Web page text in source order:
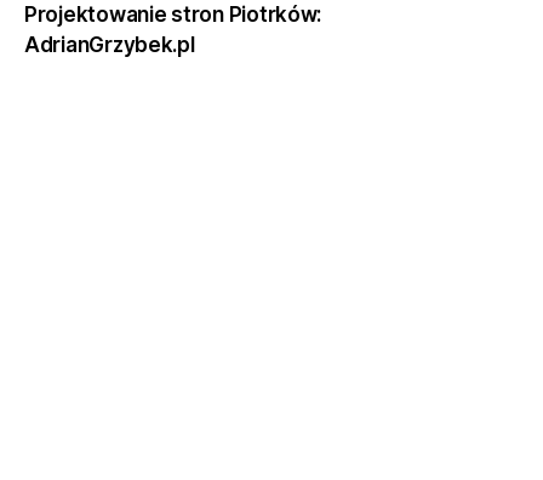
Projektowanie stron Piotrków:
AdrianGrzybek.pl